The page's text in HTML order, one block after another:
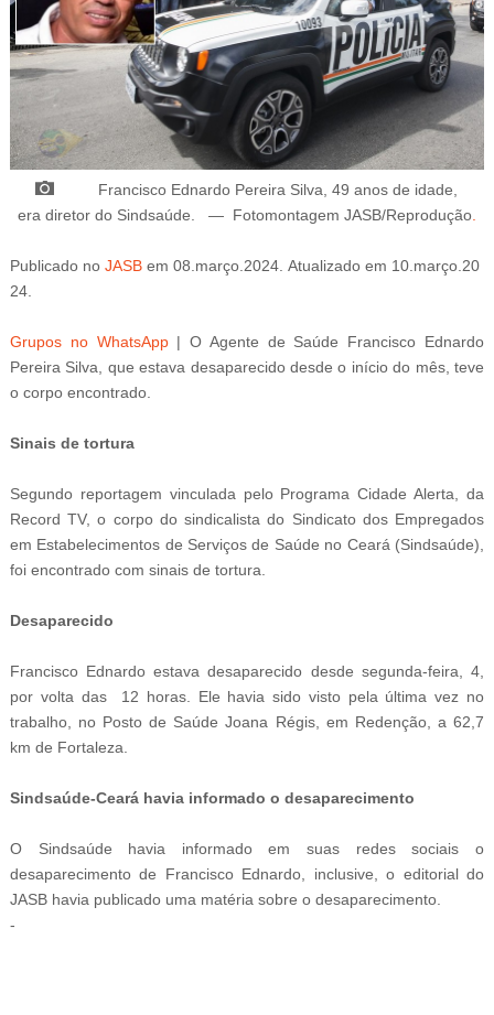
Francisco Ednardo Pereira Silva,49 anos de idade,
era diretor do Sindsaúde. — Fotomontagem JASB/Reprodução.
Publicado no JASB em 08 .março.2024. Atualizado em 10.março.20
24.
Grupos no WhatsApp | O Agente de Saúde Francisco Ednardo
Pereira Silva, que estava desaparecido desde o início do mês, teve
o corpo encontrado.
Sinais de tortura
Segundo reportagem vinculada pelo Programa Cidade Alerta, da
Record TV, o corpo do sindicalista do Sindicato dos Empregados
em Estabelecimentos de Serviços de Saúde no Ceará (Sindsaúde),
foi encontrado com sinais de tortura.
Desaparecido
Francisco Ednardo estava desaparecido desde segunda-feira, 4,
por volta das 12 horas. Ele havia sido visto pela última vez no
trabalho, no Posto de Saúde Joana Régis, em Redenção, a 62,7
km de Fortaleza.
Sindsaúde-Ceará havia informado o desaparecimento
O Sindsaúde havia informado em suas redes sociais o
desaparecimento de Francisco Ednardo, inclusive, o editorial do
JASB havia publicado uma matéria sobre o desaparecimento.
-